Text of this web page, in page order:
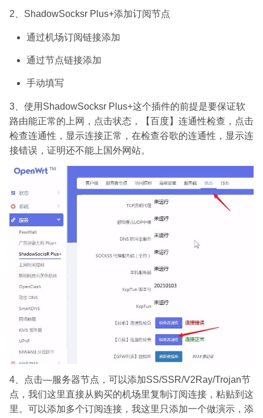
2、ShadowSocksr Plus+添加订阅节点
通过机场订阅链接添加
通过节点链接添加
手动填写
3、使用ShadowSocksr Plus+这个插件的前提是要保证软
路由能正常的上网，点击状态，【百度】连通性检查，点击
检查连通性，显示连接正常，在检查谷歌的连通性，显示连
接错误，证明还不能上国外网站。
4、点击—服务器节点，可以添加SS/SSR/V2Ray/Trojan节
点，我们这里直接从购买的机场里复制订阅连接，粘贴到这
里。可以添加多个订阅连接，我这里只添加一个做演示，添